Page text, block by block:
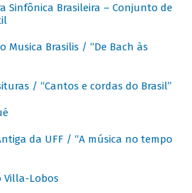
Sinfônica Brasileira – Conjunto de
Musica Brasilis / “De Bach às
/ “Cantos e cordas do Brasil”
da UFF / “A música no tempo
Villa-Lobos